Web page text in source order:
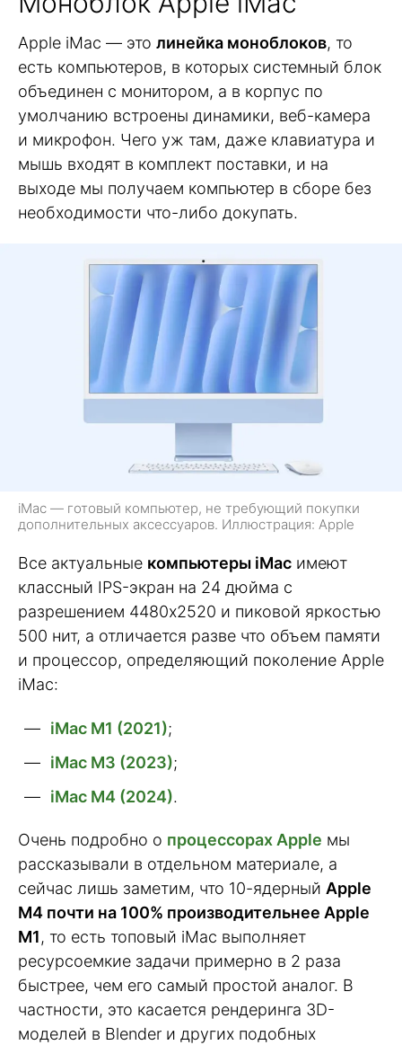
Apple iMac — это линейка моноблоков, то
есть компьютеров, в которых системный блок
объединен с монитором, а в корпус по
умолчанию встроены динамики, веб-камера
и микрофон. Чего уж там, даже клавиатура и
мышь входят в комплект поставки, и на
выходе мы получаем компьютер в сборе без
необходимости что-либо докупать.
iMac — готовый компьютер, не требующий покупки
дополнительных аксессуаров. Иллюстрация: Apple
Все актуальные компьютеры iMac имеют
классный IPS-экран на 24 дюйма с
разрешением 4480х2520 и пиковой яркостью
500 нит, а отличается разве что объем памяти
и процессор, определяющий поколение Apple
iMac:
iMac M1 (2021);
iMac M3 (2023);
iMac M4 (2024).
Очень подробно о процессорах Apple мы
рассказывали в отдельном материале, а
сейчас лишь заметим, что 10-ядерный Apple
M4 почти на 100% производительнее Apple
M1, то есть топовый iMac выполняет
ресурсоемкие задачи примерно в 2 раза
быстрее, чем его самый простой аналог. В
частности, это касается рендеринга 3D-
моделей в Blender и других подобных